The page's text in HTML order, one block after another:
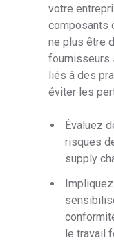
votre
composants
ne plus être
fournisseurs
liés à des
éviter les
Évaluez
risques
supply
le travail